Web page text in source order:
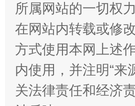
漫山遍野的桃花与雪山、麦地、白
所属网站的一切权
在网站内转载或修
方式使用本网上述
内使用，并注明“
关法律责任和经济